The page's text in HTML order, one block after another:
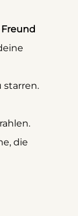
starren.
die